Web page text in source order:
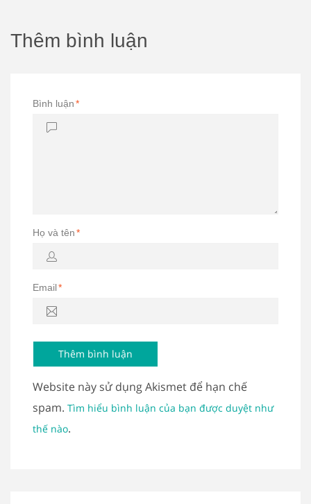
Thêm bình luận
Bình luận*
Họ và tên*
Email*
Website này sử dụng Akismet để hạn chế
spam. Tìm hiểu bình luận của bạn được duyệt như
thế nào.